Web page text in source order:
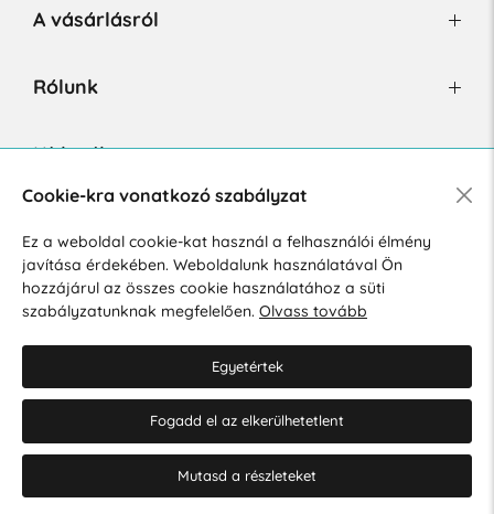
A vásárlásról
Rólunk
Hírlevél
Hozzájárulok a személyes adatok marketing célú kezeléséhez.
Személyes adatok védelmére vonatkozó szabályzat.
Cookie-beállítások szerkesztése
Cookie-kra vonatkozó szabályzat
Ez a weboldal cookie-kat használ a felhasználói élmény
javítása érdekében. Weboldalunk használatával Ön
hozzájárul az összes cookie használatához a süti
szabályzatunknak megfelelően. Olvass tovább
Egyetértek
Fogadd el az elkerülhetetlent
Mutasd a részleteket